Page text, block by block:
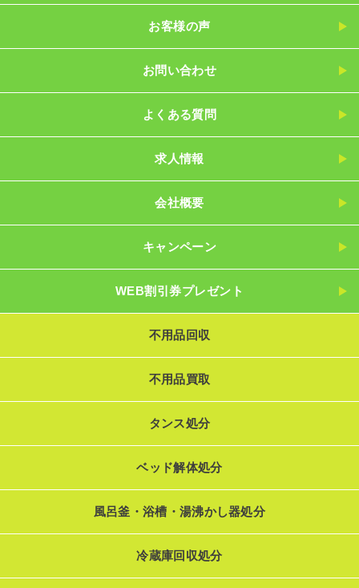
お客様の声
お問い合わせ
よくある質問
求人情報
会社概要
キャンペーン
WEB割引券プレゼント
不用品回収
不用品買取
タンス処分
ベッド解体処分
風呂釜・浴槽・湯沸かし器処分
冷蔵庫回収処分